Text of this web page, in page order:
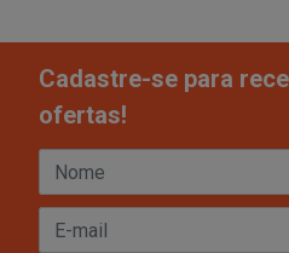
Cadastre-se para
ofertas!